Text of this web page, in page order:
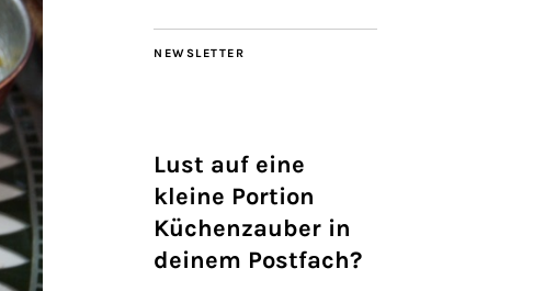
NEWSLETTER
Lust auf eine
kleine Portion
Küchenzauber in
deinem Postfach?